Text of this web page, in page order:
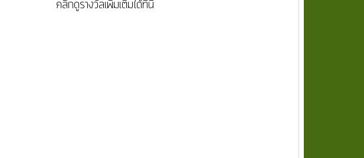
คลิกดูรางวัลเพิ่มเติมได้ที่นี่